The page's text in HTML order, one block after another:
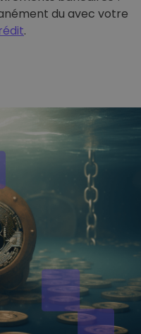
du avec votre
.